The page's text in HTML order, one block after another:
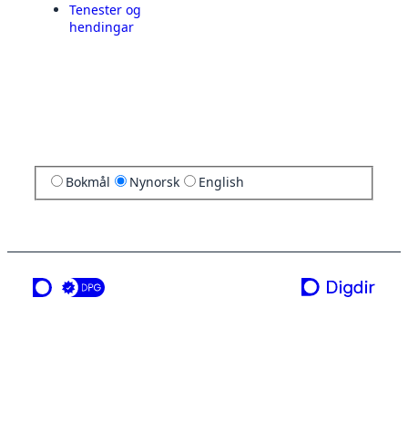
Tenester og
hendingar
Bokmål Nynorsk English